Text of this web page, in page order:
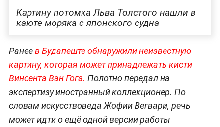
Картину потомка Льва Толстого нашли в
каюте моряка с японского судна
Ранеев Будапеште обнаружили неизвестную
картину, которая может принадлежать кисти
Винсента Ван Гога. Полотно передал на
экспертизу иностранный коллекционер. По
словам искусствоведа Жофии Вегвари, речь
может идти о ещё одной версии работы